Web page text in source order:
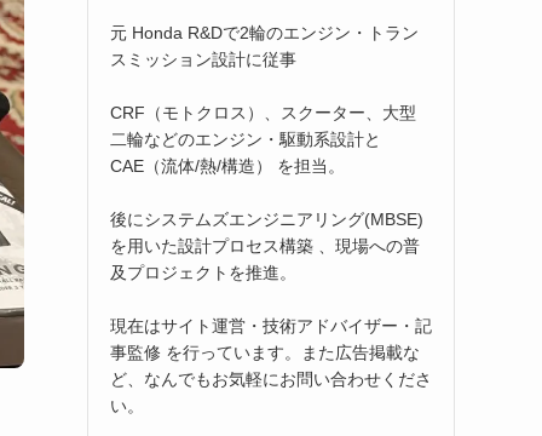
元 Honda R&Dで2輪のエンジン・トラン
スミッション設計に従事
CRF（モトクロス）、スクーター、大型
二輪などのエンジン・駆動系設計と
CAE（流体/熱/構造） を担当。
後にシステムズエンジニアリング(MBSE)
を用いた設計プロセス構築 、現場への普
及プロジェクトを推進。
現在はサイト運営・技術アドバイザー・記
事監修 を行っています。また広告掲載な
ど、なんでもお気軽にお問い合わせくださ
い。